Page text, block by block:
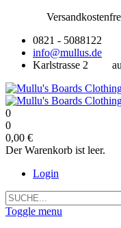
0821 - 5088122
info@mullus.de
Karlstrasse 2
0
0
0,00 €
Der Warenkorb ist leer.
Login
Toggle menu